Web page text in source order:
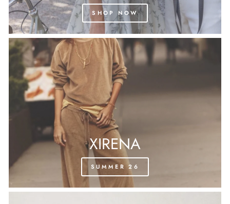
SHOP NOW
XIRENA
SUMMER 26